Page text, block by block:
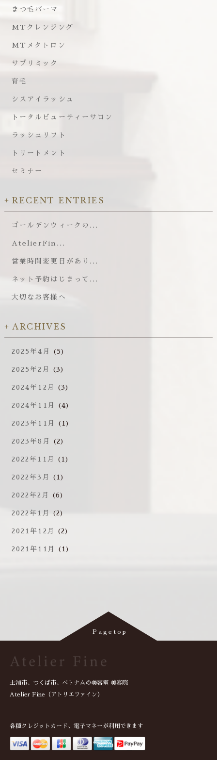
まつ毛パーマ
MTクレンジング
MTメタトロン
サブリミック
育毛
シスアイラッシュ
トータルビューティーサロン
ラッシュリフト
トリートメント
セミナー
RECENT ENTRIES
ゴールデンウィークの...
AtelierFin...
営業時間変更日があり...
ネット予約はじまって...
大切なお客様へ
ARCHIVES
2025年4月 (5)
2025年2月 (3)
2024年12月 (3)
2024年11月 (4)
2023年11月 (1)
2023年8月 (2)
2022年11月 (1)
2022年3月 (1)
2022年2月 (6)
2022年1月 (2)
2021年12月 (2)
2021年11月 (1)
土浦市、つくば市、ベトナムの美容室 美容院
Atelier Fine（アトリエファイン）
各種クレジットカード、電子マネーが利用できます